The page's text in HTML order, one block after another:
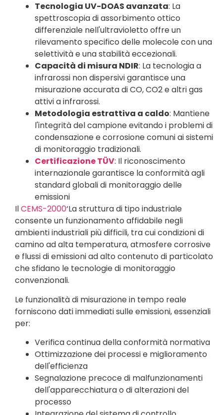
Tecnologia UV-DOAS avanzata: La
spettroscopia di assorbimento ottico
differenziale nell'ultravioletto offre un
rilevamento specifico delle molecole con una
selettività e una stabilità eccezionali.
Capacità di misura NDIR: La tecnologia a
infrarossi non dispersivi garantisce una
misurazione accurata di CO, CO2 e altri gas
attivi a infrarossi.
Metodologia estrattiva a caldo: Mantiene
l'integrità del campione evitando i problemi di
condensazione e corrosione comuni ai sistemi
di monitoraggio tradizionali.
Certificazione TÜV: Il riconoscimento
internazionale garantisce la conformità agli
standard globali di monitoraggio delle
emissioni
IlCEMS-2000‘La struttura di tipo industriale
consente un funzionamento affidabile negli
ambienti industriali più difficili, tra cui condizioni di
camino ad alta temperatura, atmosfere corrosive
e flussi di emissioni ad alto contenuto di particolato
che sfidano le tecnologie di monitoraggio
convenzionali.
Le funzionalità di misurazione in tempo reale
forniscono dati immediati sulle emissioni, essenziali
per:
Verifica continua della conformità normativa
Ottimizzazione dei processi e miglioramento
dell'efficienza
Segnalazione precoce di malfunzionamenti
dell'apparecchiatura o di alterazioni del
processo